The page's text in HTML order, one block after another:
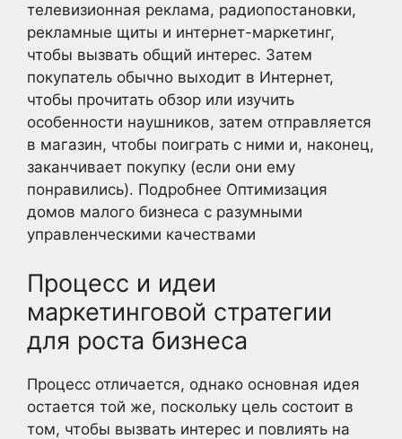
телевизионная реклама, радиопостановки,
рекламные щиты и интернет-маркетинг,
чтобы вызвать общий интерес. Затем
покупатель обычно выходит в Интернет,
чтобы прочитать обзор или изучить
особенности наушников, затем отправляется
в магазин, чтобы поиграть с ними и, наконец,
заканчивает покупку (если они ему
понравились). Подробнее Оптимизация
домов малого бизнеса с разумными
управленческими качествами
Процесс и идеи
маркетинговой стратегии
для роста бизнеса
Процесс отличается, однако основная идея
остается той же, поскольку цель состоит в
том, чтобы вызвать интерес и повлиять на